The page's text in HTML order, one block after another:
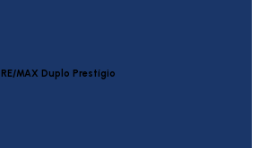
RE/MAX Duplo Prestígio